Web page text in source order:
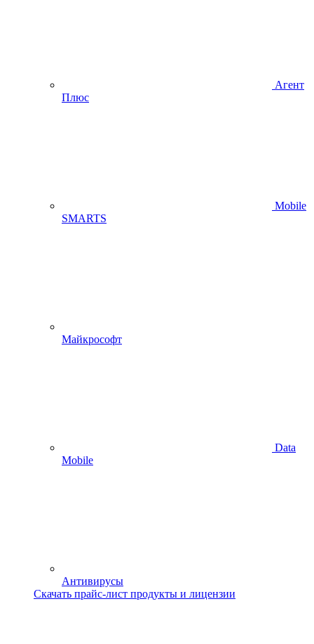
Агент
Плюс
Mobile
SMARTS
Майкрософт
Data
Mobile
Антивирусы
Скачать прайс-лист продукты и лицензии